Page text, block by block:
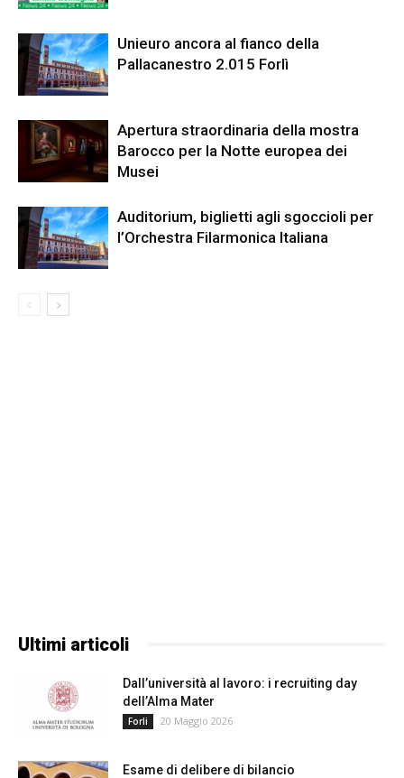
Unieuro ancora al fianco della
Pallacanestro 2.015 Forlì
Apertura straordinaria della mostra
Barocco per la Notte europea dei
Musei
Auditorium, biglietti agli sgoccioli per
l’Orchestra Filarmonica Italiana
Ultimi articoli
Dall’università al lavoro: i recruiting day
dell’Alma Mater
Forli 20 Maggio 2026
Esame di delibere di bilancio